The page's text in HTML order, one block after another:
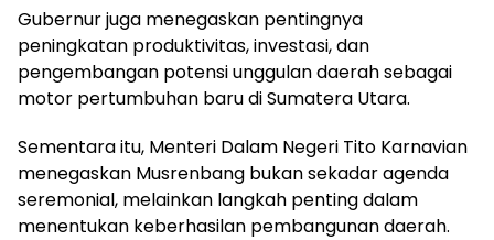
Gubernur juga menegaskan pentingnya
peningkatan produktivitas, investasi, dan
pengembangan potensi unggulan daerah sebagai
motor pertumbuhan baru di Sumatera Utara.
Sementara itu, Menteri Dalam Negeri Tito Karnavian
menegaskan Musrenbang bukan sekadar agenda
seremonial, melainkan langkah penting dalam
menentukan keberhasilan pembangunan daerah.